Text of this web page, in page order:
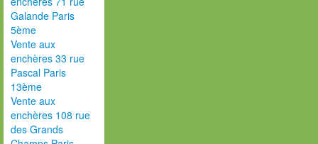
Galande Paris
5ème
Vente aux
enchères 33 rue
Pascal Paris
13ème
Vente aux
enchères 108 rue
des Grands